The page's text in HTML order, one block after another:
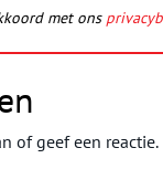
met ons
of geef een reactie.